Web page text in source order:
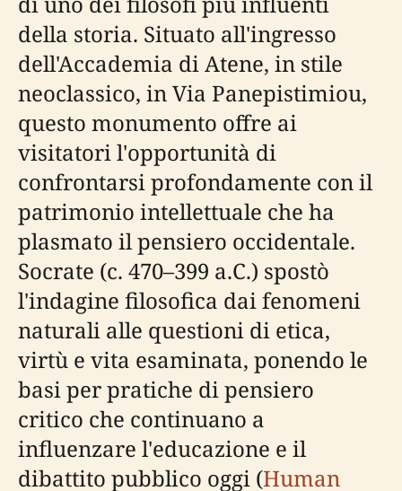
della storia. Situato all'ingresso
dell'Accademia di Atene, in stile
neoclassico, in Via Panepistimiou,
questo monumento offre ai
visitatori l'opportunità di
confrontarsi profondamente con il
patrimonio intellettuale che ha
plasmato il pensiero occidentale.
Socrate (c. 470–399 a.C.) spostò
l'indagine filosofica dai fenomeni
naturali alle questioni di etica,
virtù e vita esaminata, ponendo le
basi per pratiche di pensiero
critico che continuano a
influenzare l'educazione e il
dibattito pubblico oggi (Human